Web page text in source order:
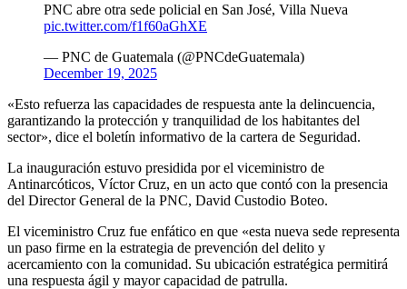
PNC abre otra sede policial en San José, Villa Nueva
pic.twitter.com/f1f60aGhXE
— PNC de Guatemala (@PNCdeGuatemala)
December 19, 2025
«Esto refuerza las capacidades de respuesta ante la delincuencia,
garantizando la protección y tranquilidad de los habitantes del
sector», dice el boletín informativo de la cartera de Seguridad.
La inauguración estuvo presidida por el viceministro de
Antinarcóticos, Víctor Cruz, en un acto que contó con la presencia
del Director General de la PNC, David Custodio Boteo.
El viceministro Cruz fue enfático en que «esta nueva sede representa
un paso firme en la estrategia de prevención del delito y
acercamiento con la comunidad. Su ubicación estratégica permitirá
una respuesta ágil y mayor capacidad de patrulla.